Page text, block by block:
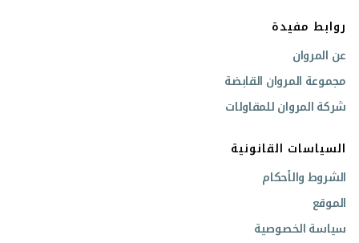
روابط مفيدة
عن المروان
مجموعة المروان القابضة
شركة المروان للمقاولات
السياسات القانونية
الشروط والأحكام
الموقع
سياسة الخصوصية